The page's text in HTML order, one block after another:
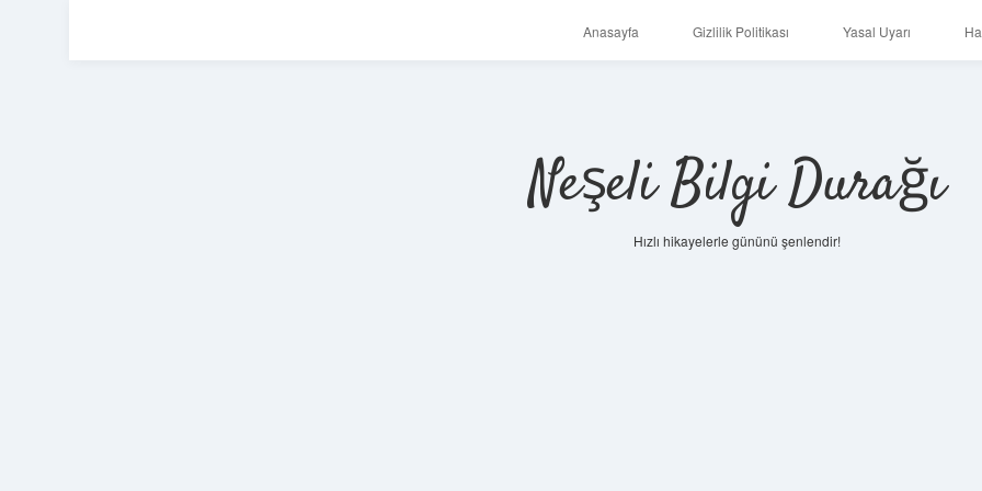
Anasayfa Gizlilik Politikası Yasal Uyarı
Neşeli Bilgi Durağı
Hızlı hikayelerle gününü şenlendir!